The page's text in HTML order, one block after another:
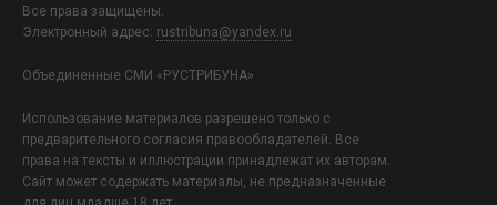
Все права защищены.
Электронный адрес: rustribuna@yandex.ru
Объединенные СМИ «РУСТРИБУНА»
Использование материалов разрешено только с
предварительного согласия правообладателей. Все
права на тексты и иллюстрации принадлежат их авторам.
Сайт может содержать материалы, не предназначенные